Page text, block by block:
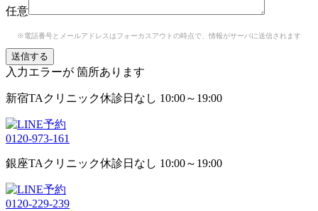
任意
※電話番号とメールアドレスはフォーカスアウトの時点で、情報がサーバに送信されます
入力エラーが 箇所あります
新宿TAクリニック休診日なし 10:00～19:00
0120-973-161
銀座TAクリニック休診日なし 10:00～19:00
0120-229-239